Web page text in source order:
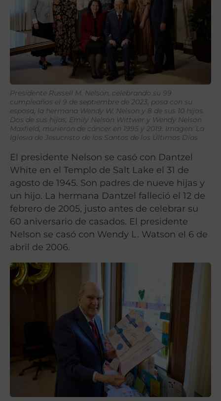
Presidente Russell M. Nelson, celebrando su 99
cumpleaños el 9 de septiembre de 2023, posa con su
esposa, la hermana Wendy W. Nelson y 8 de sus 10 hijos.
Dos de sus hijas, Emily Nelson Wittwer y Wendy Nelson
Maxfield, murieron de cáncer en 1995 y 2019. Imagen: La
Iglesia de Jesucristo de los Santos de los Últimos Días
El presidente Nelson se casó con Dantzel
White en el Templo de Salt Lake el 31 de
agosto de 1945. Son padres de nueve hijas y
un hijo. La hermana Dantzel falleció el 12 de
febrero de 2005, justo antes de celebrar su
60 aniversario de casados. El presidente
Nelson se casó con Wendy L. Watson el 6 de
abril de 2006.